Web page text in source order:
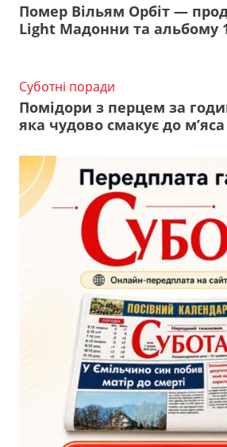
Помер Вільям Орбіт —
Light Мадонни та альбому
Суботні поради
Помідори з перцем за
яка чудово смакує до м’яса